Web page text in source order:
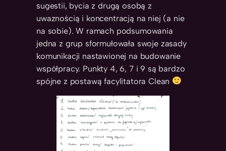
sugestii, bycia z drugą osobą z
uwaznością i koncentracją na niej (a nie
na sobie). W ramach podsumowania
jedna z grup sformułowała swoje zasady
komunikacji nastawionej na budowanie
współpracy. Punkty 4, 6, 7 i 9 są bardzo
spójne z postawą facylitatora Clean